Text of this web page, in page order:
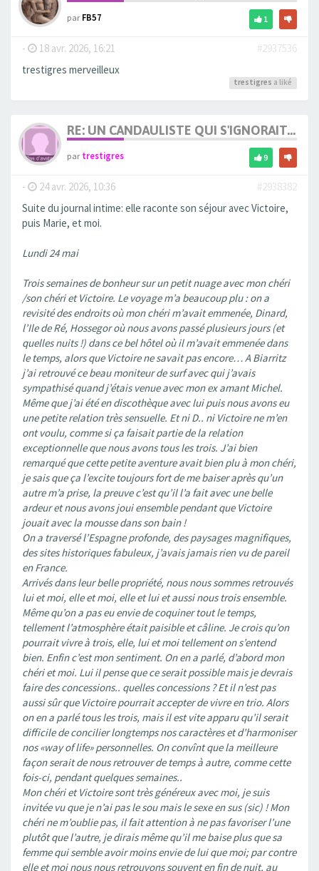
parFB57 1
- 18 avr. 2026, 16:21
#2937536
trestigres merveilleux
trestigres a liké
RE: UN CANDAULISTE QUI S'IGNORAIT...
partrestigres 9
- 24 avr. 2026, 10:36
#2938382
Suite du journal intime: elle raconte son séjour avec Victoire,
puis Marie, et moi.
Lundi 24 mai
Trois semaines de bonheur sur un petit nuage avec mon chéri
/son chéri et Victoire. Le voyage m’a beaucoup plu : on a
revisité des endroits où mon chéri m’avait emmenée, Dinard,
l’Ile de Ré, Hossegor où nous avons passé plusieurs jours (et
quelles nuits !) dans ce bel hôtel où il m’avait emmenée dans
le temps, alors que Victoire ne savait pas encore… A Biarritz
j’ai retrouvé ce beau moniteur de surf avec qui j’avais
sympathisé quand j’étais venue avec mon ex amant Michel.
Même que j’ai été en discothèque avec lui puis nous avons eu
une petite relation très sensuelle. Et ni D.. ni Victoire ne m’en
ont voulu, comme si ça faisait partie de la relation
exceptionnelle que nous avons tous les trois. J’ai bien
remarqué que cette petite aventure avait bien plu à mon chéri,
je sais que ça l’excite toujours fort de me baiser après qu’un
autre m’a prise, la preuve c’est qu’il l’a fait avec une belle
ardeur et nous avons joui ensemble pendant que Victoire
jouait avec la mousse dans son bain !
On a traversé l’Espagne profonde, des paysages magnifiques,
des sites historiques fabuleux, j’avais jamais rien vu de pareil
en France.
Arrivés dans leur belle propriété, nous nous sommes retrouvés
lui et moi, elle et moi, elle et lui et aussi nous trois ensemble.
Même qu’on a pas eu envie de coquiner tout le temps,
tellement l’atmosphère était paisible et câline. Je crois qu’on
pourrait vivre à trois, elle, lui et moi tellement on s’entend
bien. Enfin c’est mon sentiment. On en a parlé, d’abord mon
chéri et moi. Lui il pense que ce serait possible mais je devrais
faire des concessions.. quelles concessions ? Et il n’est pas
aussi sûr que Victoire pourrait accepter de vivre en trio. Alors
on en a parlé tous les trois, mais il est vite apparu qu’il serait
difficile de concilier longtemps nos caractères et d’harmoniser
nos «way of life» personnelles. On convînt que la meilleure
façon serait de nous retrouver de temps à autre, comme cette
fois-ci, pendant quelques semaines..
Mon chéri et Victoire sont très généreux avec moi, je suis
invitée vu que je n’ai pas le sou mais le sexe en sus (sic) ! Mon
chéri ne m’oublie pas, il fait attention à ne pas favoriser l’une
plutôt que l’autre, je dirais même qu’il me baise plus que sa
femme qui semble avoir moins envie de lui que moi; par contre
elle et moi nous nous retrouvons souvent en fin de nuit, au